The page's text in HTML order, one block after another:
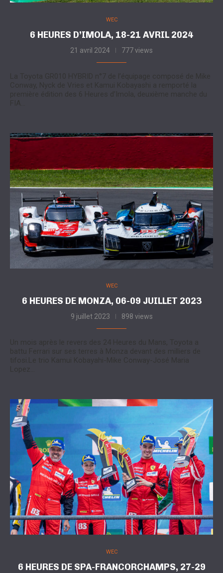
WEC
6 HEURES D’IMOLA, 18-21 AVRIL 2024
21 avril 2024 777 views
La Toyota GR010 HYBRID n°7 de l’équipage composé de Mike
Conway, Nyck de Vries et Kamui Kobayashi a remporté la
première édition des 6 Heures d’Imola, deuxième manche du
FIA…
WEC
6 HEURES DE MONZA, 06-09 JUILLET 2023
9 juillet 2023 898 views
Un mois après le revers des 24 Heures du Mans, Toyota a
battu Ferrari sur ses terres à Monza devant des milliers de
tifosi.Le trio Kamui Kobayahi-Mike Conway-José Maria
Lopez…
WEC
6 HEURES DE SPA-FRANCORCHAMPS, 27-29